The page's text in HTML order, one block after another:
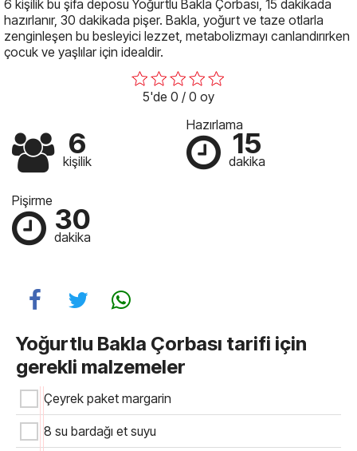
6 kişilik bu şifa deposu Yoğurtlu Bakla Çorbası, 15 dakikada
hazırlanır, 30 dakikada pişer. Bakla, yoğurt ve taze otlarla
zenginleşen bu besleyici lezzet, metabolizmayı canlandırırken
çocuk ve yaşlılar için idealdir.
5'de 0 / 0 oy
6
kişilik
Hazırlama
15
dakika
Pişirme
30
dakika
Yoğurtlu Bakla Çorbası tarifi için
gerekli malzemeler
Çeyrek paket margarin
8 su bardağı et suyu